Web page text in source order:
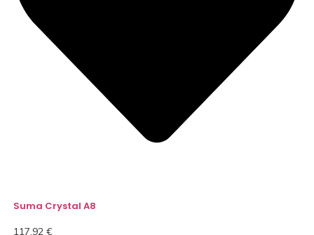
Suma Crystal A8
117,92 €